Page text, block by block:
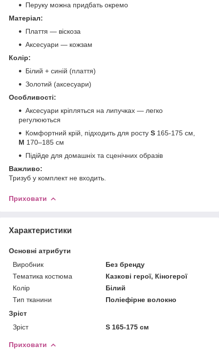
Перуку можна придбать окремо
Матеріал:
Плаття — віскоза
Аксесуари — кожзам
Колір:
Білий + синій (плаття)
Золотий (аксесуари)
Особливості:
Аксесуари кріпляться на липучках — легко
регулюються
Комфортний крій, підходить для росту S 165-175 см,
M 170–185 см
Підійде для домашніх та сценічних образів
Важливо:
Тризуб у комплект не входить.
Приховати
Характеристики
Основні атрибути
Виробник
Без бренду
Тематика костюма
Казкові герої, Кіногерої
Колір
Білий
Тип тканини
Поліефірне волокно
Зріст
Зріст
S 165-175 см
Приховати